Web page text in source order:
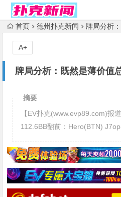
首页 德州扑克新闻 牌局分析
牌局分析：既然是薄价值
A+
摘要
【EV扑克(www.evp89.com)报
112.6BB翻前：Hero(BTN)